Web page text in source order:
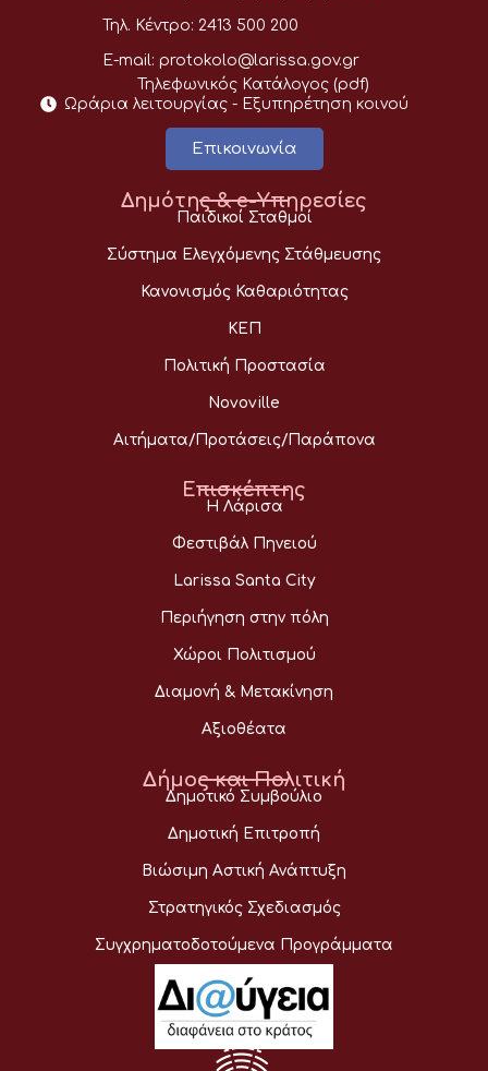
Τηλ. Κέντρο: 2413 500 200
E-mail: protokolo@larissa.gov.gr
Τηλεφωνικός Κατάλογος (pdf)
Ωράρια λειτουργίας - Eξυπηρέτηση κοινού
Επικοινωνία
Δημότης & e-Υπηρεσίες
Παιδικοί Σταθμοί
Σύστημα Ελεγχόμενης Στάθμευσης
Κανονισμός Καθαριότητας
ΚΕΠ
Πολιτική Προστασία
Novoville
Αιτήματα/Προτάσεις/Παράπονα
Επισκέπτης
Η Λάρισα
Φεστιβάλ Πηνειού
Larissa Santa City
Περιήγηση στην πόλη
Χώροι Πολιτισμού
Διαμονή & Μετακίνηση
Αξιοθέατα
Δήμος και Πολιτική
Δημοτικό Συμβούλιο
Δημοτική Επιτροπή
Βιώσιμη Αστική Ανάπτυξη
Στρατηγικός Σχεδιασμός
Συγχρηματοδοτούμενα Προγράμματα